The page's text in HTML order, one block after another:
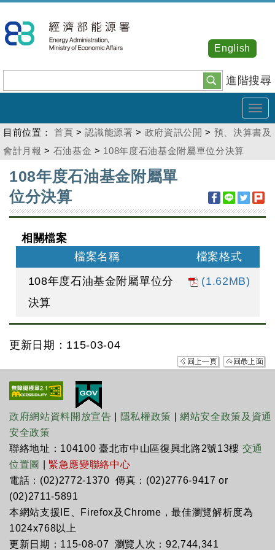
到
主
內
容
進階搜尋
English
目前位置： 首頁 >認識能源署 > 政府資訊公開 > 預、決算書及
會計月報 > 石油基金 > 108年度石油基金附屬單位分決算
108年度石油基金附屬單
位分決算
相關檔案
檔案名稱
檔案格式
108年度石油基金附屬單位分
決算
(1.62MB)
更新日期：115-03-04
政府網站資料開放宣告 隱私權政策 |網站安全政策及資通
安全政策
聯絡地址：104100 臺北市中山區復興北路2號13樓 交通
位置圖
緊急應變聯絡中心
電話：(02)2772-1370 傳真：(02)2776-9417 or
(02)2711-5891
本網站支援IE、Firefox及Chrome，最佳瀏覽解析度為
1024x768以上
更新日期：115-08-07 瀏覽人次：92,744,341